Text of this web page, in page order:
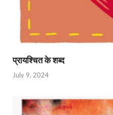
प्रायश्चित के शब्द
July 9, 2024